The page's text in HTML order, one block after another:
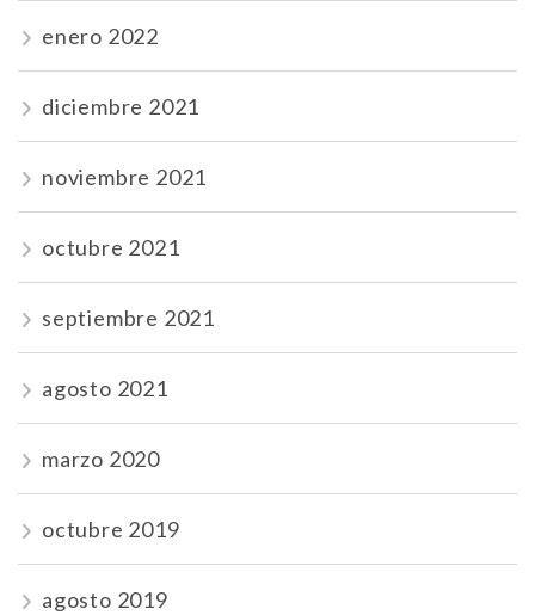
enero 2022
diciembre 2021
noviembre 2021
octubre 2021
septiembre 2021
agosto 2021
marzo 2020
octubre 2019
agosto 2019